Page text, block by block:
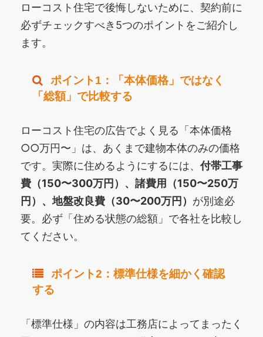
ローコスト住宅で後悔しないために、契約前に
必ずチェックすべき5つのポイントをご紹介し
ます。
ポイント1：「本体価格」ではなく
「総額」で比較する
ローコスト住宅の広告でよく見る「本体価格
○○万円〜」は、あくまで建物本体のみの価格
です。実際に住めるようにするには、付帯工事
費（150〜300万円）、諸費用（150〜250万
円）、地盤改良費（30〜200万円） が別途必
要。必ず「住める状態の総額」で各社を比較し
てください。
ポイント2：標準仕様を細かく確認
する
「標準仕様」の内容は工務店によってまったく